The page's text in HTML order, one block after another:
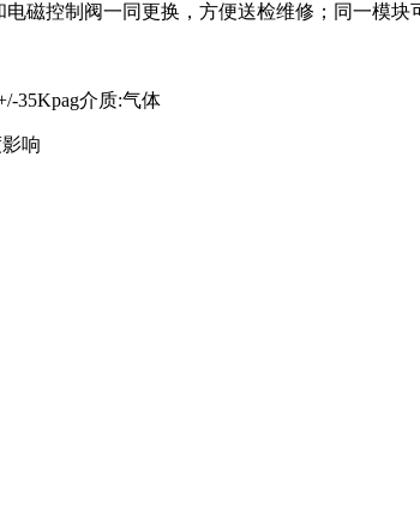
磁控制阀一同更换，方便送检维修；同一模块
35Kpag介质:气体
响